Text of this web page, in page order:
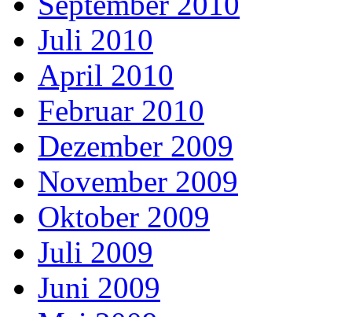
Juli 2010
April 2010
Februar 2010
Dezember 2009
November 2009
Oktober 2009
Juli 2009
Juni 2009